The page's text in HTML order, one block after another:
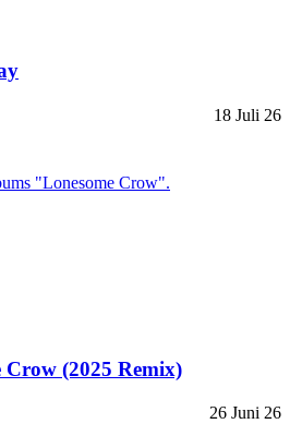
18 Juli 26
Crow (2025 Remix)
26 Juni 26